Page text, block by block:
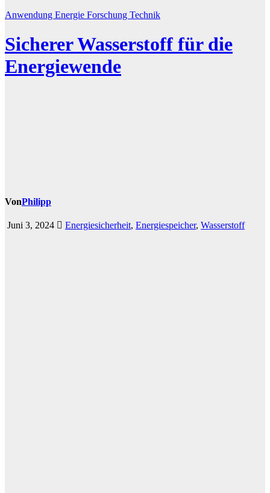
Anwendung Energie Forschung Technik
Sicherer Wasserstoff für die
Energiewende
VonPhilipp
Juni 3, 2024 Energiesicherheit, Energiespeicher, Wasserstoff